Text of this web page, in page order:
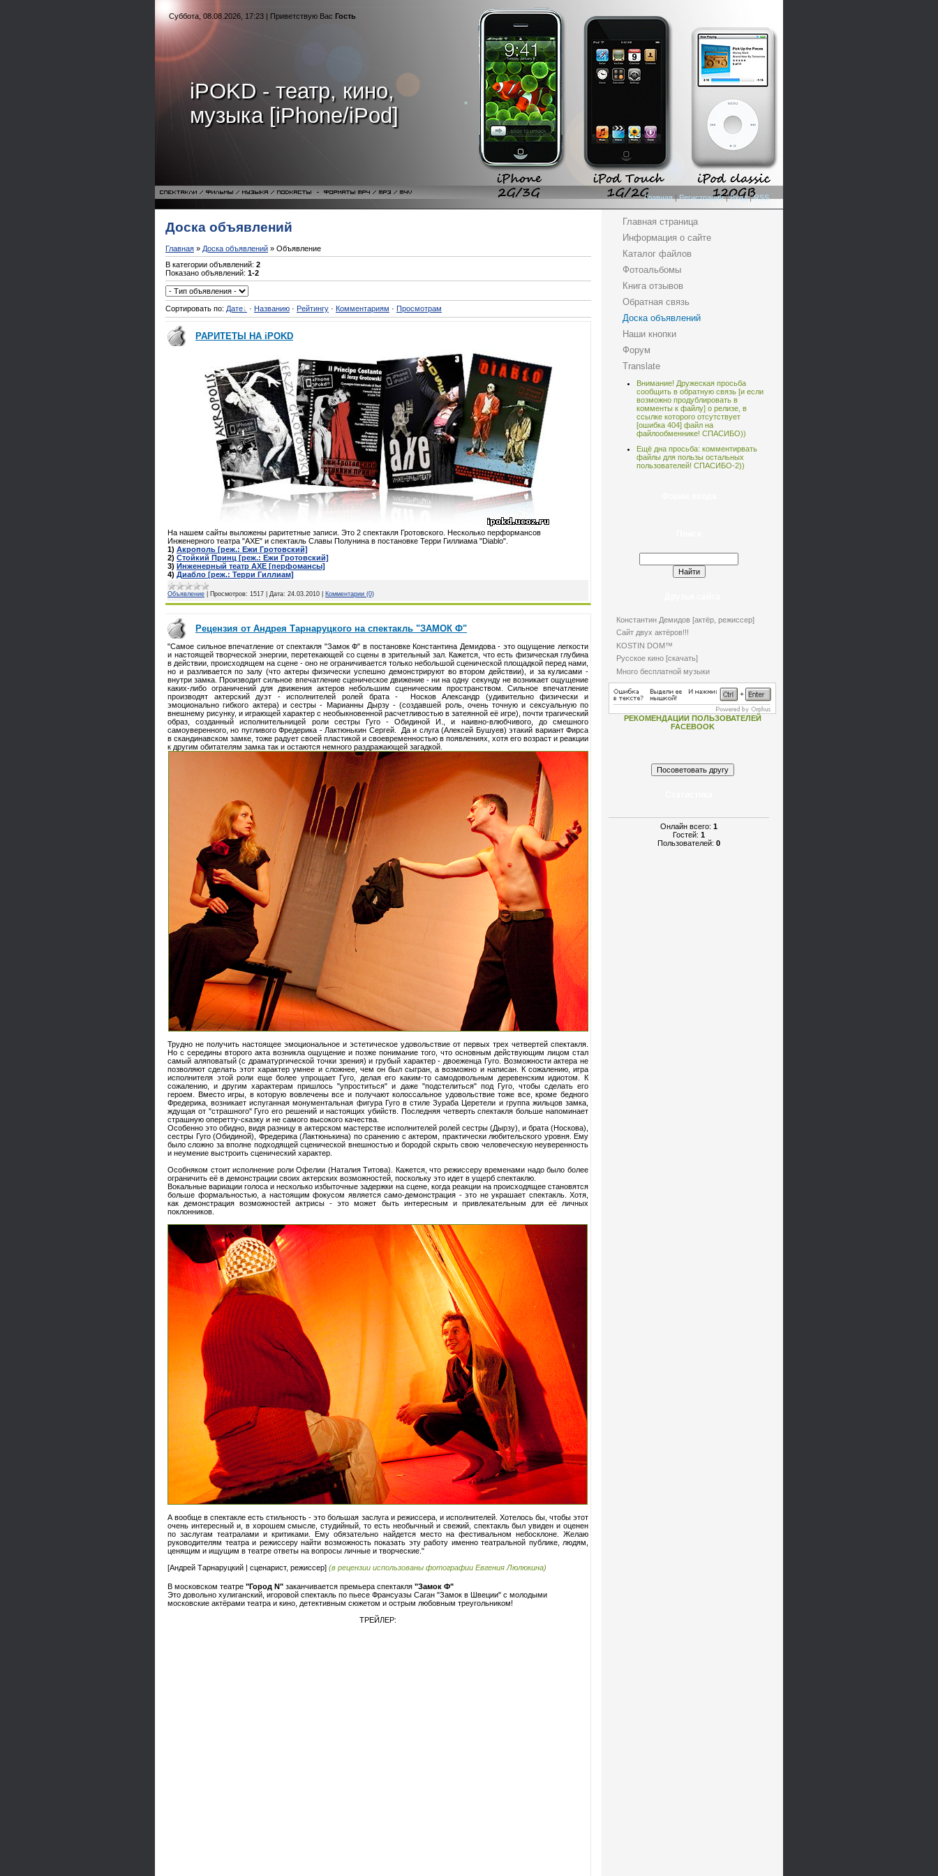
Суббота, 08.08.2026, 17:23 | Приветствую Вас Гость
iPOKD - театр, кино,
музыка [iPhone/iPod]
Главная|Регистрация|Вход|RSS
Доска объявлений
Главная » Доска объявлений » Объявление
В категории объявлений: 2
Показано объявлений: 1-2
Сортировать по: Дате · Названию · Рейтингу · Комментариям · Просмотрам
РАРИТЕТЫ НА iPOKD
На нашем сайты выложены раритетные записи. Это 2 спектакля Гротовского. Несколько перформансов
Инженерного театра "АХЕ" и спектакль Славы Полунина в постановке Терри Гиллиама "Diablo".
1) Акрополь [реж.: Ежи Гротовский]
2) Стойкий Принц [реж.: Ежи Гротовский]
3) Инженерный театр АХЕ [перфомансы]
4) Диабло [реж.: Терри Гиллиам]
Объявление Просмотров: 1517 Дата: 24.03.2010 Комментарии (0)
Рецензия от Андрея Тарнаруцкого на спектакль "ЗАМОК Ф"
"Самое сильное впечатление от спектакля "Замок Ф" в постановке Константина Демидова - это ощущение легкости
и настоящей творческой энергии, перетекающей со сцены в зрительный зал. Кажется, что есть физическая глубина
в действии, происходящем на сцене - оно не ограничивается только небольшой сценической площадкой перед нами,
но и разливается по залу (что актеры физически успешно демонстрируют во втором действии), и за кулисами -
внутри замка. Производит сильное впечатление сценическое движение - ни на одну секунду не возникает ощущение
каких-либо ограничений для движения актеров небольшим сценическим пространством. Сильное впечатление
производят актерский дуэт - исполнителей ролей брата - Носков Александр (удивительно физически и
эмоционально гибкого актера) и сестры - Марианны Дырзу - (создавшей роль, очень точную и сексуальную по
внешнему рисунку, и играющей характер с необыкновенной расчетливостью в затеянной её игре), почти трагический
образ, созданный исполнительницей роли сестры Гуго - Обидиной И., и наивно-влюбчивого, до смешного
самоуверенного, но пугливого Фредерика - Лактюнькин Сергей. Да и слуга (Алексей Бушуев) этакий вариант Фирса
в скандинавском замке, тоже радует своей пластикой и своевременностью в появлениях, хотя его возраст и реакции
к другим обитателям замка так и остаются немного раздражающей загадкой.
Трудно не получить настоящее эмоциональное и эстетическое удовольствие от первых трех четвертей спектакля.
Но с середины второго акта возникла ощущение и позже понимание того, что основным действующим лицом стал
самый аляповатый (с драматургической точки зрения) и грубый характер - двоеженца Гуго. Возможности актера не
позволяют сделать этот характер умнее и сложнее, чем он был сыгран, а возможно и написан. К сожалению, игра
исполнителя этой роли еще более упрощает Гуго, делая его каким-то самодовольным деревенским идиотом. К
сожалению, и другим характерам пришлось "упроститься" и даже "подстелиться" под Гуго, чтобы сделать его
героем. Вместо игры, в которую вовлечены все и получают колоссальное удовольствие тоже все, кроме бедного
Фредерика, возникает испуганная монументальная фигура Гуго в стиле Зураба Церетели и группа жильцов замка,
ждущая от "страшного" Гуго его решений и настоящих убийств. Последняя четверть спектакля больше напоминает
страшную оперетту-сказку и не самого высокого качества.
Особенно это обидно, видя разницу в актерском мастерстве исполнителей ролей сестры (Дырзу), и брата (Носкова),
сестры Гуго (Обидиной), Фредерика (Лактюнькина) по сранению с актером, практически любительского уровня. Ему
было сложно за вполне подходящей сценической внешностью и бородой скрыть свою человеческую неуверенность
и неумение выстроить сценический характер.
Особняком стоит исполнение роли Офелии (Наталия Титова). Кажется, что режиссеру временами надо было более
ограничить её в демонстрации своих актерских возможностей, поскольку это идет в ущерб спектаклю.
Вокальные вариации голоса и несколько избыточные задержки на сцене, когда реакции на происходящее становятся
больше формальностью, а настоящим фокусом является само-демонстрация - это не украшает спектакль. Хотя,
как демонстрация возможностей актрисы - это может быть интересным и привлекательным для её личных
поклонников.
А вообще в спектакле есть стильность - это большая заслуга и режиссера, и исполнителей. Хотелось бы, чтобы этот
очень интересный и, в хорошем смысле, студийный, то есть необычный и свежий, спектакль был увиден и оценен
по заслугам театралами и критиками. Ему обязательно найдется место на фестивальном небосклоне. Желаю
руководителям театра и режиссеру найти возможность показать эту работу именно театральной публике, людям,
ценящим и ищущим в театре ответы на вопросы личные и творческие."
[Андрей Тарнаруцкий | сценарист, режиссер] (в рецензии использованы фотографии Евгения Люлюкина)
В московском театре "Город N" заканчивается премьера спектакля "Замок Ф"
Это довольно хулиганский, игоровой спектакль по пьесе Франсуазы Саган "Замок в Швеции" с молодыми
московские актёрами театра и кино, детективным сюжетом и острым любовным треугольником!
ТРЕЙЛЕР:
Главная страница
Информация о сайте
Каталог файлов
Фотоальбомы
Книга отзывов
Обратная связь
Доска объявлений
Наши кнопки
Форум
Translate
Внимание! Дружеская просьба
сообщить в обратную связь [и если
возможно продублировать в
комменты к файлу] о релизе, в
ссылке которого отсутствует
[ошибка 404] файл на
файлообменнике! СПАСИБО))
Ещё дна просьба: комментирвать
файлы для пользы остальных
пользователей! СПАСИБО-2))
Константин Демидов [актёр, режиссер]
Сайт двух актёров!!!
KOSTIN DOM™
Русское кино [скачать]
Много бесплатной музыки
РЕКОМЕНДАЦИИ ПОЛЬЗОВАТЕЛЕЙ
FACEBOOK
Онлайн всего: 1
Гостей: 1
Пользователей: 0